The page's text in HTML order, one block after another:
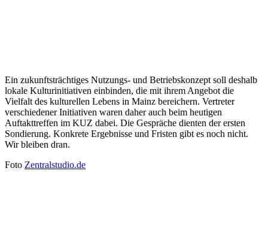
Ein zukunftsträchtiges Nutzungs- und Betriebskonzept soll deshalb
lokale Kulturinitiativen einbinden, die mit ihrem Angebot die
Vielfalt des kulturellen Lebens in Mainz bereichern. Vertreter
verschiedener Initiativen waren daher auch beim heutigen
Auftakttreffen im KUZ dabei. Die Gespräche dienten der ersten
Sondierung. Konkrete Ergebnisse und Fristen gibt es noch nicht.
Wir bleiben dran.
Foto Zentralstudio.de